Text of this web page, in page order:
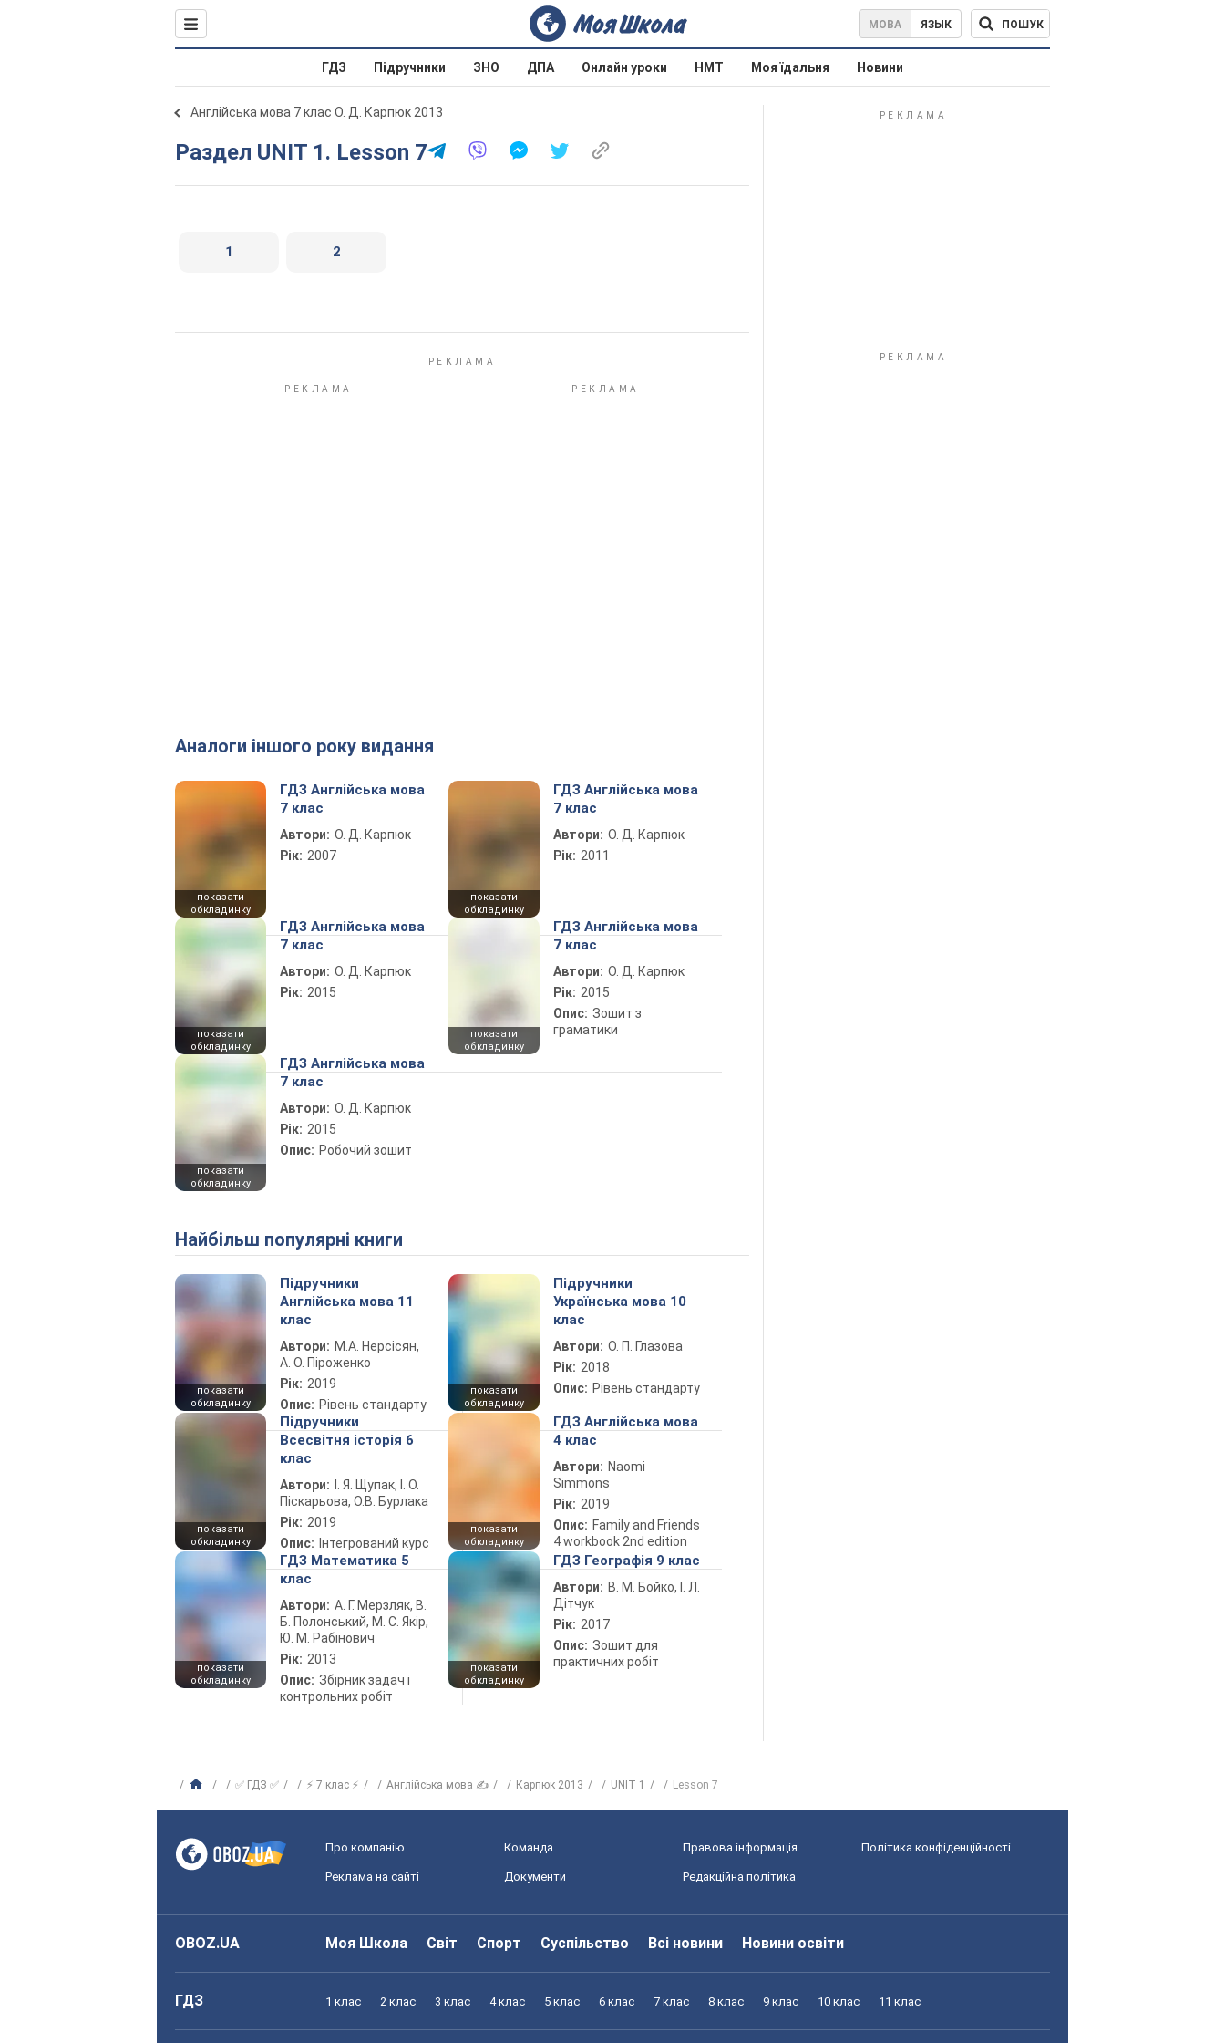
МОВА ЯЗЫК ПОШУК
ГДЗ Підручники ЗНО ДПА Онлайн уроки НМТ Моя їдальня Новини
Англійська мова 7 клас О. Д. Карпюк 2013
Раздел UNIT 1. Lesson 7
1 2
Аналоги іншого року видання
показати
обкладинку
ГДЗ Англійська мова
7 клас
Автори: О. Д. Карпюк
Рік: 2007
показати
обкладинку
ГДЗ Англійська мова
7 клас
Автори: О. Д. Карпюк
Рік: 2011
показати
обкладинку
ГДЗ Англійська мова
7 клас
Автори: О. Д. Карпюк
Рік: 2015
показати
обкладинку
ГДЗ Англійська мова
7 клас
Автори: О. Д. Карпюк
Рік: 2015
Опис: Зошит з
граматики
показати
обкладинку
ГДЗ Англійська мова
7 клас
Автори: О. Д. Карпюк
Рік: 2015
Опис: Робочий зошит
Найбільш популярні книги
показати
обкладинку
Підручники
Англійська мова 11
клас
Автори: М.А. Нерсісян,
А. О. Піроженко
Рік: 2019
Опис: Рівень стандарту
показати
обкладинку
Підручники
Українська мова 10
клас
Автори: О. П. Глазова
Рік: 2018
Опис: Рівень стандарту
показати
обкладинку
Підручники
Всесвітня історія 6
клас
Автори:
І. Я. Щупак, І. О.
Піскарьова, О.В. Бурлака
Рік: 2019
Опис: Інтегрований курс
показати
обкладинку
ГДЗ Англійська мова
4 клас
Автори: Naomi
Simmons
Рік: 2019
Опис: Family and Friends
4 workbook 2nd edition
показати
обкладинку
ГДЗ Математика 5
клас
Автори: А. Г. Мерзляк, В.
Б. Полонський, М. С. Якір,
Ю. М. Рабінович
Рік: 2013
Опис: Збірник задач і
контрольних робіт
показати
обкладинку
ГДЗ Географія 9 клас
Автори: В. М. Бойко, І. Л.
Дітчук
Рік: 2017
Опис: Зошит для
практичних робіт
✅ ГДЗ ✅ ⚡ 7 клас ⚡ Англійська мова ✍ Карпюк 2013 UNIT 1 Lesson 7
Про компанію Команда Правова інформація Політика конфіденційності
Реклама на сайті Документи Редакційна політика
OBOZ.UA Моя Школа Світ Спорт Суспільство Всі новини Новини освіти
ГДЗ 1 клас 2 клас 3 клас 4 клас 5 клас 6 клас 7 клас 8 клас 9 клас 10 клас 11 клас